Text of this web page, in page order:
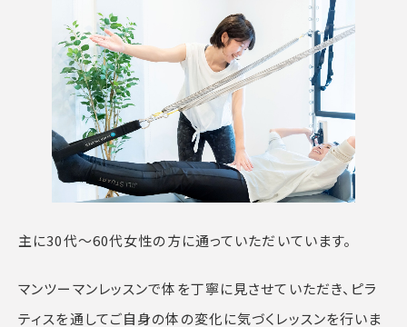
主に30代〜60代女性の方に通っていただいています。
マンツーマンレッスンで体を丁寧に見させていただき、ピラ
ティスを通してご自身の体の変化に気づくレッスンを行いま